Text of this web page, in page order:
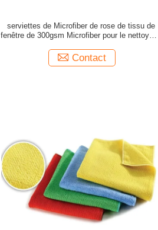
serviettes de Microfiber de rose de tissu de
fenêtre de 300gsm Microfiber pour le nettoyage
Contact